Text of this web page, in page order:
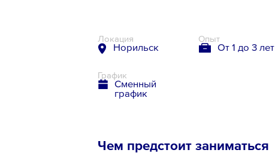
Локация
Норильск
Опыт
От 1 до 3 лет
График
Сменный
график
Чем предстоит заниматься